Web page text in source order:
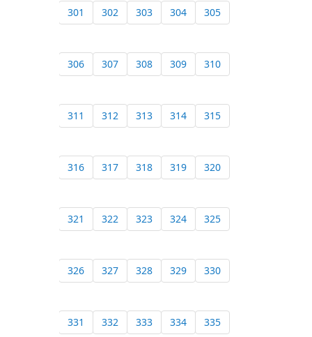
301 302 303 304 305
306 307 308 309 310
311 312 313 314 315
316 317 318 319 320
321 322 323 324 325
326 327 328 329 330
331 332 333 334 335